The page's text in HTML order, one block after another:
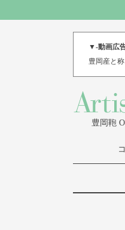
▼-動画広
豊岡産と
豊岡鞄